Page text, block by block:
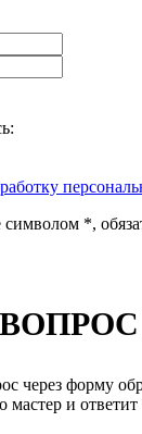
символом *,
через форму
мастер и